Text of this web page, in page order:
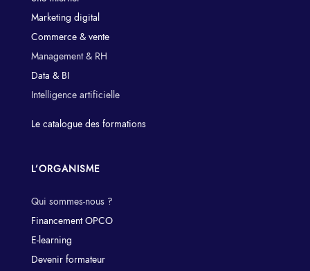
Marketing digital
Commerce & vente
Management & RH
Data & BI
Intelligence artificielle
Le catalogue des formations
L’ORGANISME
Qui sommes-nous ?
Financement OPCO
E-learning
Devenir formateur